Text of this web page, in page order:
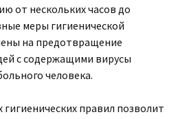
от нескольких часов до
меры гигиенической
на предотвращение
с содержащими вирусы
человека.
правил позволит